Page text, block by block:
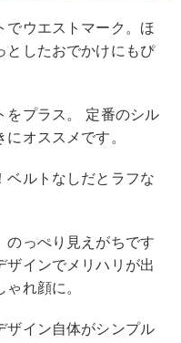
でウエストマーク。ほ
としたおでかけにもぴ
をプラス。 定番のシル
オススメです。
ベルトなしだとラフな
のっぺり見えがちです
ザインでメリハリが出
れ顔に。
ザイン自体がシンプル